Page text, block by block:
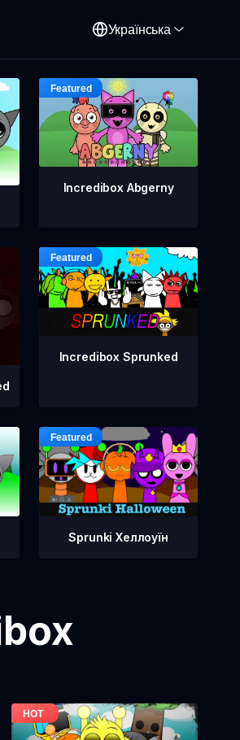
Українська
Incredibox Abgerny
Incredibox Sprunked
Sprunki Хеллоуїн